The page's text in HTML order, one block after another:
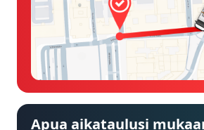
Apua aikataulusi